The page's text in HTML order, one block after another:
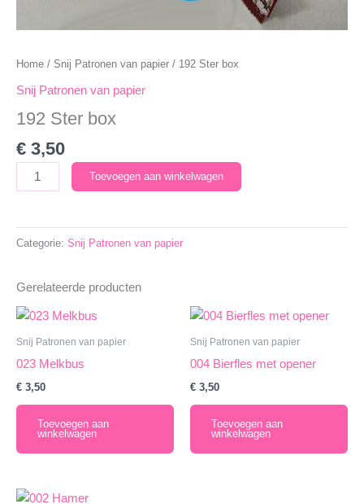
Home / Snij Patronen van papier / 192 Ster box
Snij Patronen van papier
192 Ster box
€ 3,50
Ster
aantal
Toevoegen aan winkelwagen
Categorie: Snij Patronen van papier
Gerelateerde producten
Snij Patronen van papier
023 Melkbus
€ 3,50
Toevoegen aan
winkelwagen
Snij Patronen van papier
004 Bierfles met opener
€ 3,50
Toevoegen aan
winkelwagen